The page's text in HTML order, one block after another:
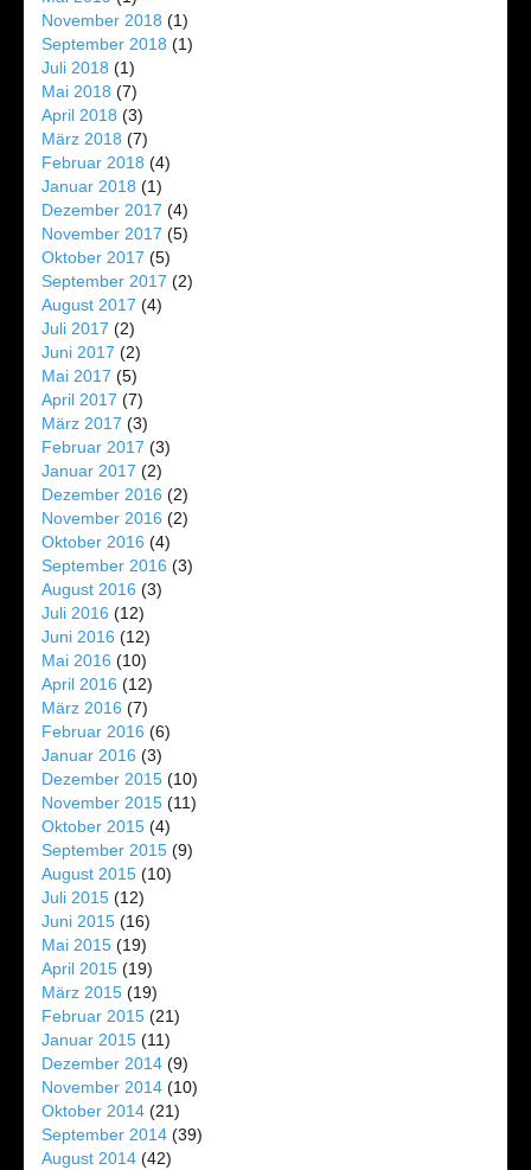
November 2018 (1)
September 2018 (1)
Juli 2018 (1)
Mai 2018 (7)
April 2018 (3)
März 2018 (7)
Februar 2018 (4)
Januar 2018 (1)
Dezember 2017 (4)
November 2017 (5)
Oktober 2017 (5)
September 2017 (2)
August 2017 (4)
Juli 2017 (2)
Juni 2017 (2)
Mai 2017 (5)
April 2017 (7)
März 2017 (3)
Februar 2017 (3)
Januar 2017 (2)
Dezember 2016 (2)
November 2016 (2)
Oktober 2016 (4)
September 2016 (3)
August 2016 (3)
Juli 2016 (12)
Juni 2016 (12)
Mai 2016 (10)
April 2016 (12)
März 2016 (7)
Februar 2016 (6)
Januar 2016 (3)
Dezember 2015 (10)
November 2015 (11)
Oktober 2015 (4)
September 2015 (9)
August 2015 (10)
Juli 2015 (12)
Juni 2015 (16)
Mai 2015 (19)
April 2015 (19)
März 2015 (19)
Februar 2015 (21)
Januar 2015 (11)
Dezember 2014 (9)
November 2014 (10)
Oktober 2014 (21)
September 2014 (39)
August 2014 (42)